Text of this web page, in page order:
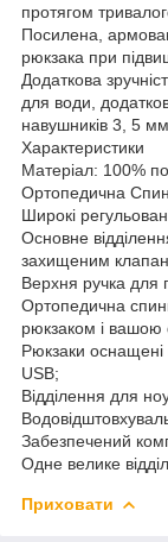
протягом
Посилена,
рюкзака при
Додаткова
для води,
навушників 3, 5
Характеристики
Матеріал: 100%
Ортопедична
Широкі
Основне
захищеним
Верхня ручка для
Ортопедична
рюкзаком і вашою
Рюкзаки оснащені
USB;
Відділення для
Забезпечений
Одне велике
Приховати